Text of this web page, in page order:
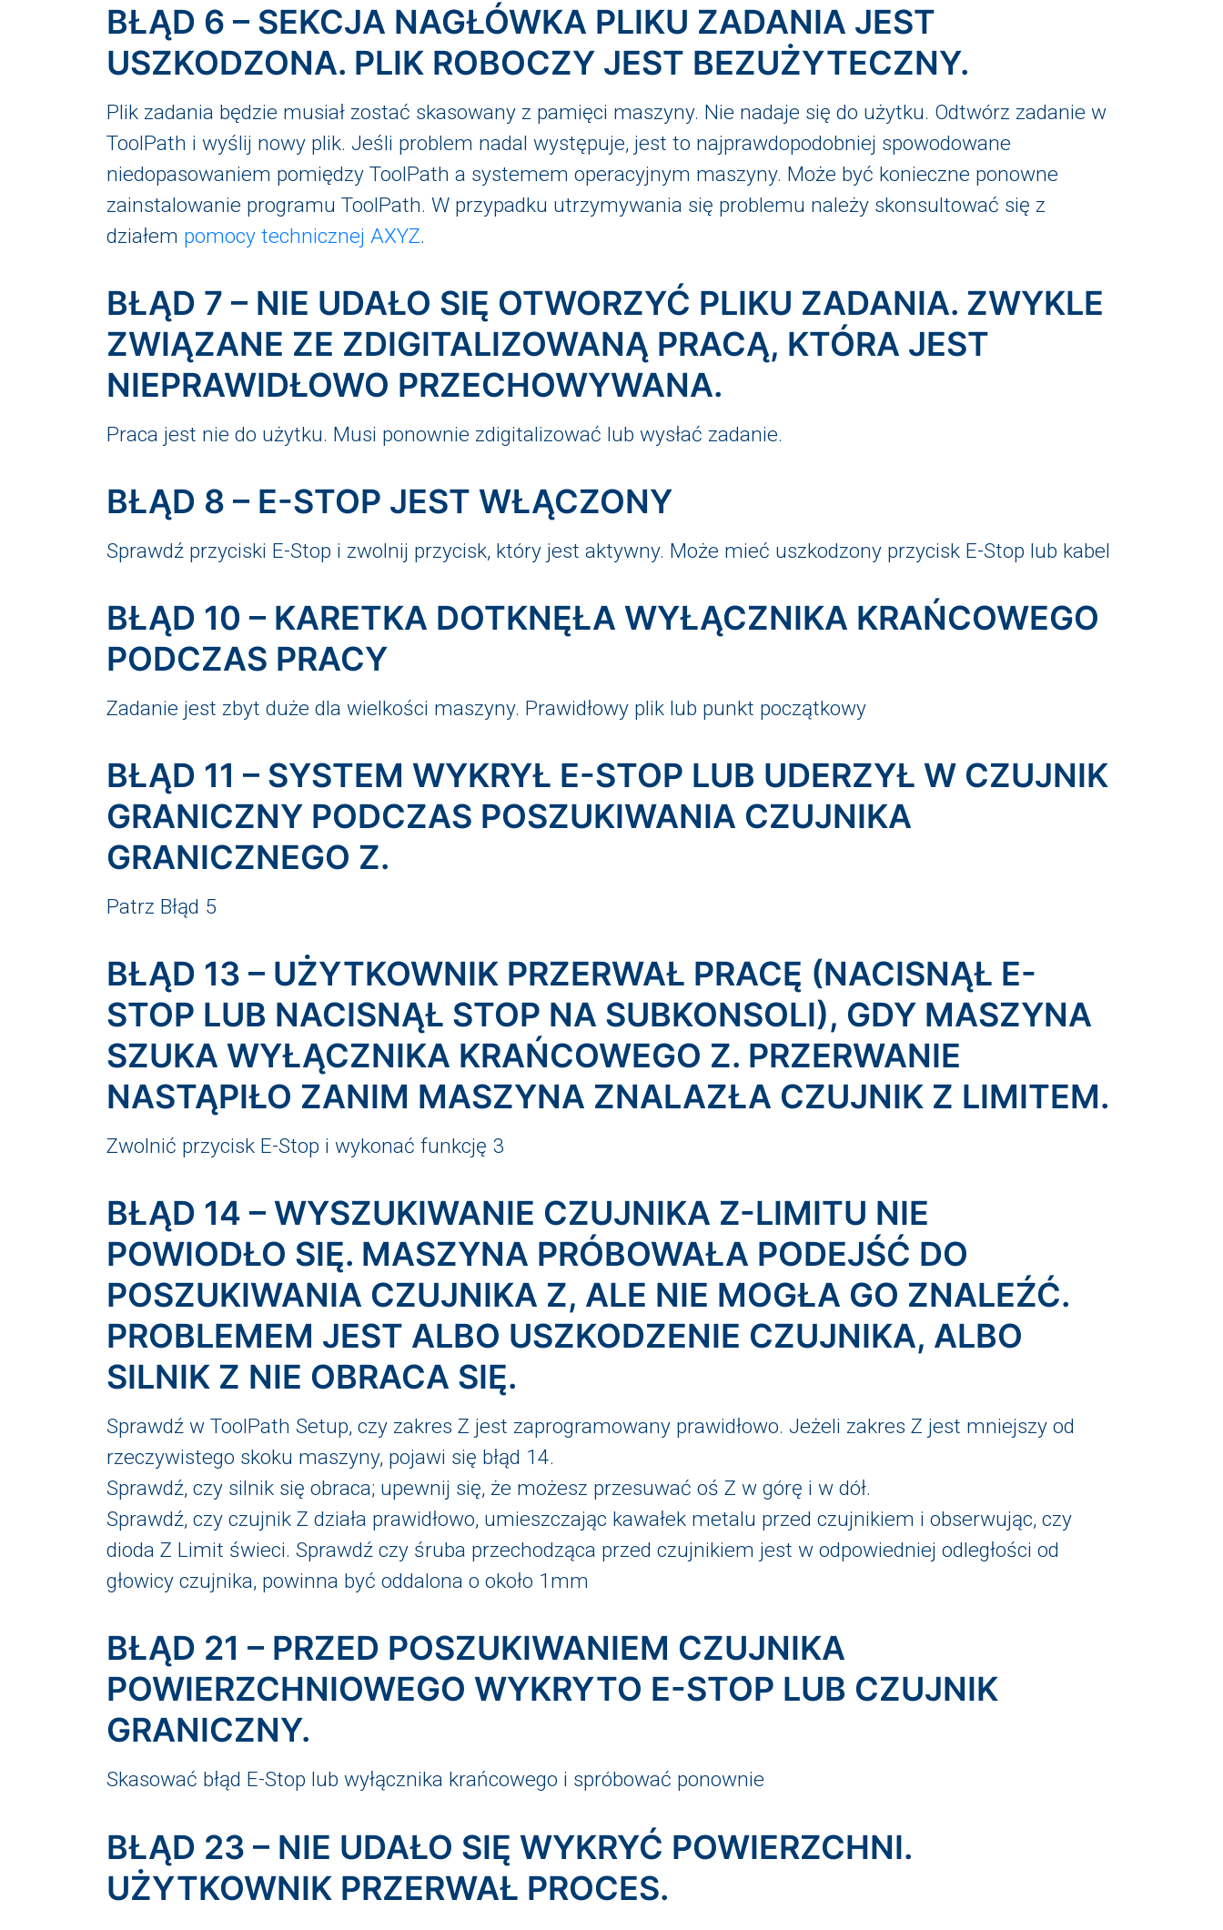
BŁĄD 6 – SEKCJA NAGŁÓWKA PLIKU ZADANIA JEST
USZKODZONA. PLIK ROBOCZY JEST BEZUŻYTECZNY.
Plik zadania będzie musiał zostać skasowany z pamięci maszyny. Nie nadaje się do użytku. Odtwórz zadanie w
ToolPath i wyślij nowy plik. Jeśli problem nadal występuje, jest to najprawdopodobniej spowodowane
niedopasowaniem pomiędzy ToolPath a systemem operacyjnym maszyny. Może być konieczne ponowne
zainstalowanie programu ToolPath. W przypadku utrzymywania się problemu należy skonsultować się z
działem pomocy technicznej AXYZ.
BŁĄD 7 – NIE UDAŁO SIĘ OTWORZYĆ PLIKU ZADANIA. ZWYKLE
ZWIĄZANE ZE ZDIGITALIZOWANĄ PRACĄ, KTÓRA JEST
NIEPRAWIDŁOWO PRZECHOWYWANA.
Praca jest nie do użytku. Musi ponownie zdigitalizować lub wysłać zadanie.
BŁĄD 8 – E-STOP JEST WŁĄCZONY
Sprawdź przyciski E-Stop i zwolnij przycisk, który jest aktywny. Może mieć uszkodzony przycisk E-Stop lub kabel
BŁĄD 10 – KARETKA DOTKNĘŁA WYŁĄCZNIKA KRAŃCOWEGO
PODCZAS PRACY
Zadanie jest zbyt duże dla wielkości maszyny. Prawidłowy plik lub punkt początkowy
BŁĄD 11 – SYSTEM WYKRYŁ E-STOP LUB UDERZYŁ W CZUJNIK
GRANICZNY PODCZAS POSZUKIWANIA CZUJNIKA
GRANICZNEGO Z.
Patrz Błąd 5
BŁĄD 13 – UŻYTKOWNIK PRZERWAŁ PRACĘ (NACISNĄŁ E-
STOP LUB NACISNĄŁ STOP NA SUBKONSOLI), GDY MASZYNA
SZUKA WYŁĄCZNIKA KRAŃCOWEGO Z. PRZERWANIE
NASTĄPIŁO ZANIM MASZYNA ZNALAZŁA CZUJNIK Z LIMITEM.
Zwolnić przycisk E-Stop i wykonać funkcję 3
BŁĄD 14 – WYSZUKIWANIE CZUJNIKA Z-LIMITU NIE
POWIODŁO SIĘ. MASZYNA PRÓBOWAŁA PODEJŚĆ DO
POSZUKIWANIA CZUJNIKA Z, ALE NIE MOGŁA GO ZNALEŹĆ.
PROBLEMEM JEST ALBO USZKODZENIE CZUJNIKA, ALBO
SILNIK Z NIE OBRACA SIĘ.
Sprawdź w ToolPath Setup, czy zakres Z jest zaprogramowany prawidłowo. Jeżeli zakres Z jest mniejszy od
rzeczywistego skoku maszyny, pojawi się błąd 14.
Sprawdź, czy silnik się obraca; upewnij się, że możesz przesuwać oś Z w górę i w dół.
Sprawdź, czy czujnik Z działa prawidłowo, umieszczając kawałek metalu przed czujnikiem i obserwując, czy
dioda Z Limit świeci. Sprawdź czy śruba przechodząca przed czujnikiem jest w odpowiedniej odległości od
głowicy czujnika, powinna być oddalona o około 1mm
BŁĄD 21 – PRZED POSZUKIWANIEM CZUJNIKA
POWIERZCHNIOWEGO WYKRYTO E-STOP LUB CZUJNIK
GRANICZNY.
Skasować błąd E-Stop lub wyłącznika krańcowego i spróbować ponownie
BŁĄD 23 – NIE UDAŁO SIĘ WYKRYĆ POWIERZCHNI.
UŻYTKOWNIK PRZERWAŁ PROCES.